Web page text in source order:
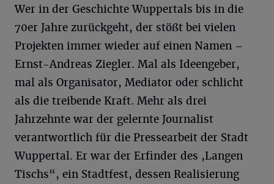
Wer in der Geschichte Wuppertals bis in die
70er Jahre zurückgeht, der stößt bei vielen
Projekten immer wieder auf einen Namen –
Ernst-Andreas Ziegler. Mal als Ideengeber,
mal als Organisator, Mediator oder schlicht
als die treibende Kraft. Mehr als drei
Jahrzehnte war der gelernte Journalist
verantwortlich für die Pressearbeit der Stadt
Wuppertal. Er war der Erfinder des ,Langen
Tischs“, ein Stadtfest, dessen Realisierung